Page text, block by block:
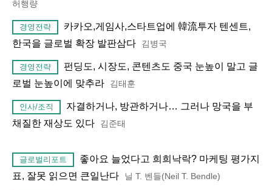
허행량
경영전략
카카오,게임사,스타트업에 韓流투자 텐센트,
한국을 글로벌 확장 발판삼다
김병국
경영전략
펀딩도, 시장도, 콘텐츠도 중국 눈높이 말고 글
로벌 눈높이에 맞추라
김태훈
인사/조직
자결하거나, 방관하거나… 그러나 망국을 부
채질한 재상도 있다
김준태
글로벌리포트
좋아요 늘었다고 희희낙락? 마케팅 평가지
표, 잘못 읽으면 큰일난다
닐 T. 벤들(Neil T. Bendle)